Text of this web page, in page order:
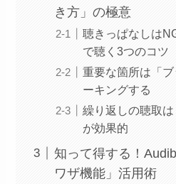
き方」の極意
聴きっぱなしは
で聴く3つのコツ
重要な箇所は「
ーキングする
繰り返しの聴取
が効果的
知って得する！
ワザ機能」活用術